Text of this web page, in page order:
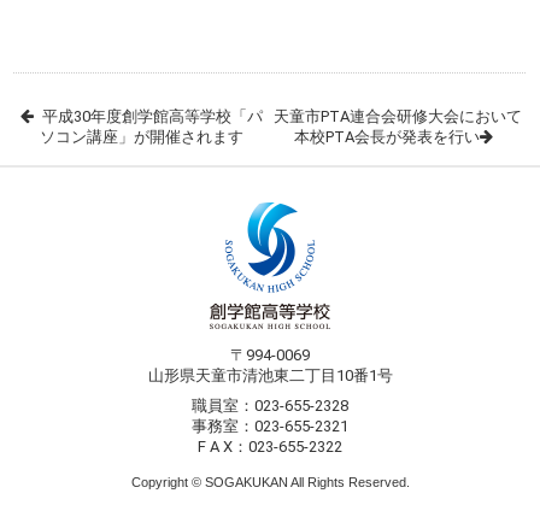
平成30年度創学館高等学校「パ
ソコン講座」が開催されます
天童市PTA連合会研修大会において
本校PTA会長が発表を行い
〒994-0069
山形県天童市清池東二丁目10番1号
職員室：023-655-2328
事務室：023-655-2321
F A X：023-655-2322
Copyright © SOGAKUKAN All Rights Reserved.